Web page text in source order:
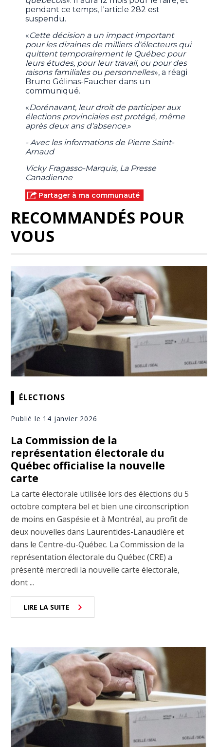
pendant ce temps, l'article 282 est
suspendu.
«Cette décision a un impact important
pour les dizaines de milliers d'électeurs qui
quittent temporairement le Québec pour
leurs études, pour leur travail, ou pour des
raisons familiales ou personnelles», a réagi
Bruno Gélinas-Faucher dans un
communiqué.
«Dorénavant, leur droit de participer aux
élections provinciales est protégé, même
après deux ans d'absence.»
- Avec les informations de Pierre Saint-
Arnaud
Vicky Fragasso-Marquis, La Presse
Canadienne
Partager à ma communauté
RECOMMANDÉS POUR
VOUS
ÉLECTIONS
Publié le 14 janvier 2026
La Commission de la
représentation électorale du
Québec officialise la nouvelle
carte
La carte électorale utilisée lors des élections du 5
octobre comptera bel et bien une circonscription
de moins en Gaspésie et à Montréal, au profit de
deux nouvelles dans Laurentides-Lanaudière et
dans le Centre-du-Québec. La Commission de la
représentation électorale du Québec (CRE) a
présenté mercredi la nouvelle carte électorale,
dont ...
LIRE LA SUITE